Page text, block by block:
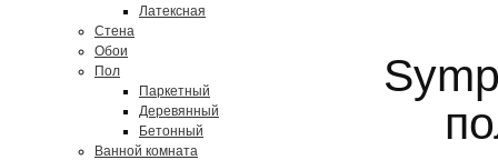
Латексная
Стена
Обои
Пол
Паркетный
Деревянный
Бетонный
Ванной комната